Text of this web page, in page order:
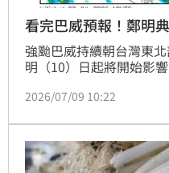
看完巴威預報！鄭明
強颱巴威持續朝台灣東
明（10）日起將開始影
（9）日在臉書提醒，由
至「繞圈」現象，原本
區，屆時可能直接受到
意。
2026/07/09 10:22